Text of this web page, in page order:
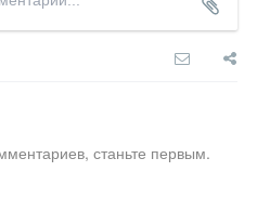
станьте первым.